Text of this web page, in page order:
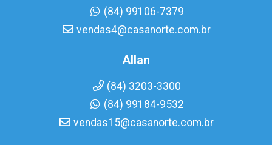
(84) 99106-7379
vendas4@casanorte.com.br
Allan
(84) 3203-3300
(84) 99184-9532
vendas15@casanorte.com.br